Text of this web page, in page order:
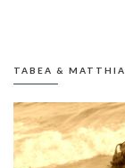
TABEA &